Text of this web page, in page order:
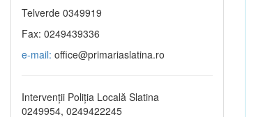
Telverde 0349919
Fax: 0249439336
e-mail: office@primariaslatina.ro
Intervenții Poliția Locală Slatina
0249954, 0249422245